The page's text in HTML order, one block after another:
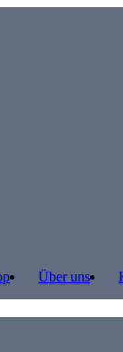
Über uns